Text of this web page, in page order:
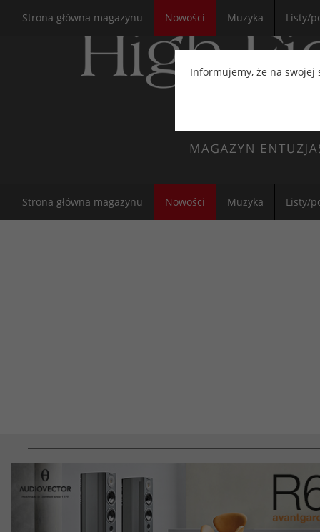
Informujemy, że na swojej
Strona główna magazynu Nowości Muzyka Listy/
Strona główna magazynu Nowości Muzyka Listy/